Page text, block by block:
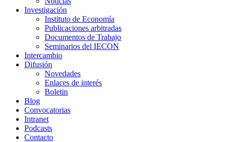
Investigación
Instituto de Economía
Publicaciones arbitradas
Documentos de Trabajo
Seminarios del IECON
Intercambio
Difusión
Novedades
Enlaces de interés
Boletin
Blog
Convocatorias
Intranet
Podcasts
Contacto